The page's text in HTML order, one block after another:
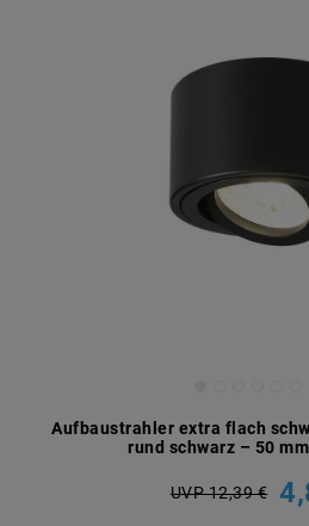
Aufbaustrahler extra flach
rund schwarz – 50
UVP 12,39 €